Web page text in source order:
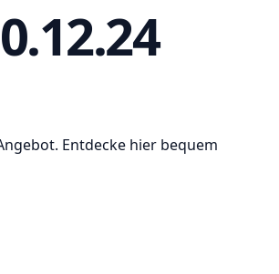
Entdecke hier bequem